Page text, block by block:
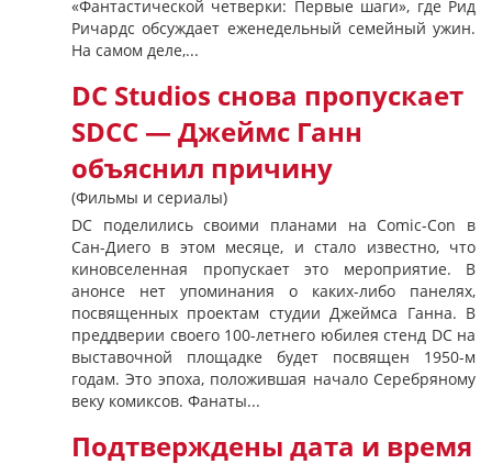
«Фантастической четверки: Первые шаги», где Рид
Ричардс обсуждает еженедельный семейный ужин.
На самом деле,...
DC Studios снова пропускает
SDCC — Джеймс Ганн
объяснил причину
(Фильмы и сериалы)
DC поделились своими планами на Comic-Con в
Сан-Диего в этом месяце, и стало известно, что
киновселенная пропускает это мероприятие. В
анонсе нет упоминания о каких-либо панелях,
посвященных проектам студии Джеймса Ганна. В
преддверии своего 100-летнего юбилея стенд DC на
выставочной площадке будет посвящен 1950-м
годам. Это эпоха, положившая начало Серебряному
веку комиксов. Фанаты...
Подтверждены дата и время